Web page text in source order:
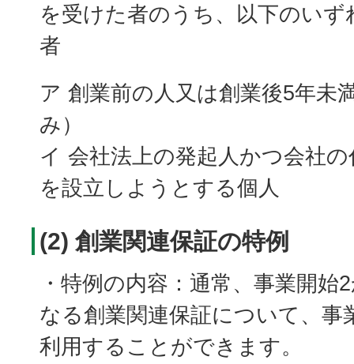
を受けた者のうち、以下のい
者
ア 創業前の人又は創業後5年未
み）
イ 会社法上の発起人かつ会社
を設立しようとする個人
(2) 創業関連保証の特例
・特例の内容：通常、事業開始
なる創業関連保証について、事
利用することができます。